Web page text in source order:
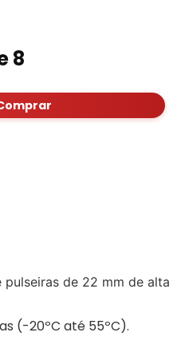
8
pulseiras de 22 mm de alta
(-20ºC até 55ºC).